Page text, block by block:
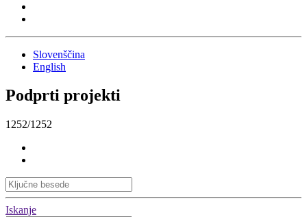
Slovenščina
English
Podprti projekti
1252/1252
Iskanje